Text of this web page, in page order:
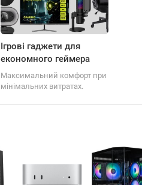
Ігрові гаджети для
економного геймера
Максимальний комфорт при
мінімальних витратах.